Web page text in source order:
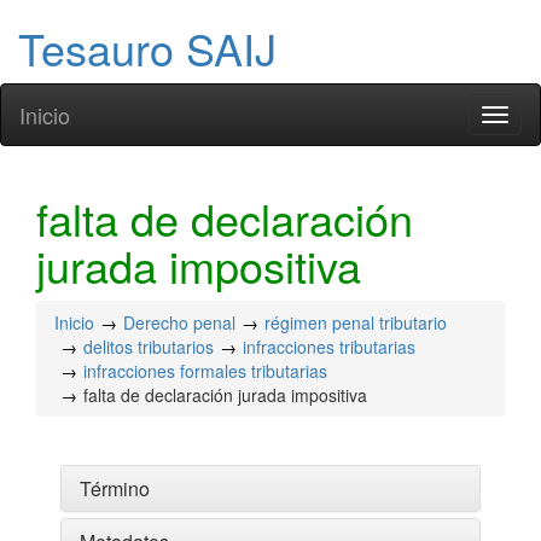
Tesauro SAIJ
Inicio
falta de declaración
jurada impositiva
Inicio Derecho penal
régimen penal tributario
delitos tributarios
infracciones tributarias
infracciones formales tributarias
falta de declaración jurada impositiva
Término